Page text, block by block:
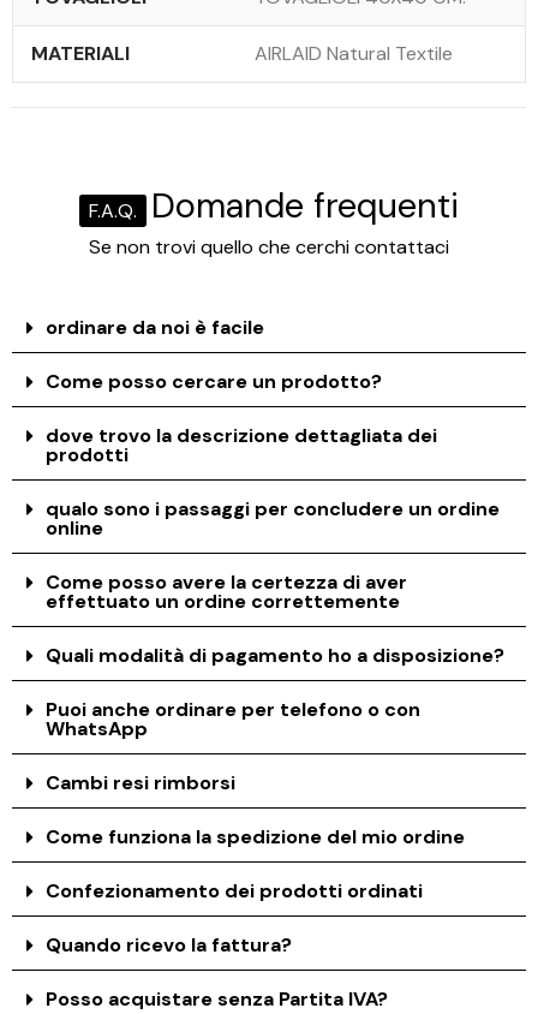
MATERIALI AIRLAID Natural Textile
F.A.Q. Domande frequenti
Se non trovi quello che cerchi contattaci
ordinare da noi è facile
Come posso cercare un prodotto?
dove trovo la descrizione dettagliata dei
prodotti
qualo sono i passaggi per concludere un ordine
online
Come posso avere la certezza di aver
effettuato un ordine correttemente
Quali modalità di pagamento ho a disposizione?
Puoi anche ordinare per telefono o con
WhatsApp
Cambi resi rimborsi
Come funziona la spedizione del mio ordine
Confezionamento dei prodotti ordinati
Quando ricevo la fattura?
Posso acquistare senza Partita IVA?